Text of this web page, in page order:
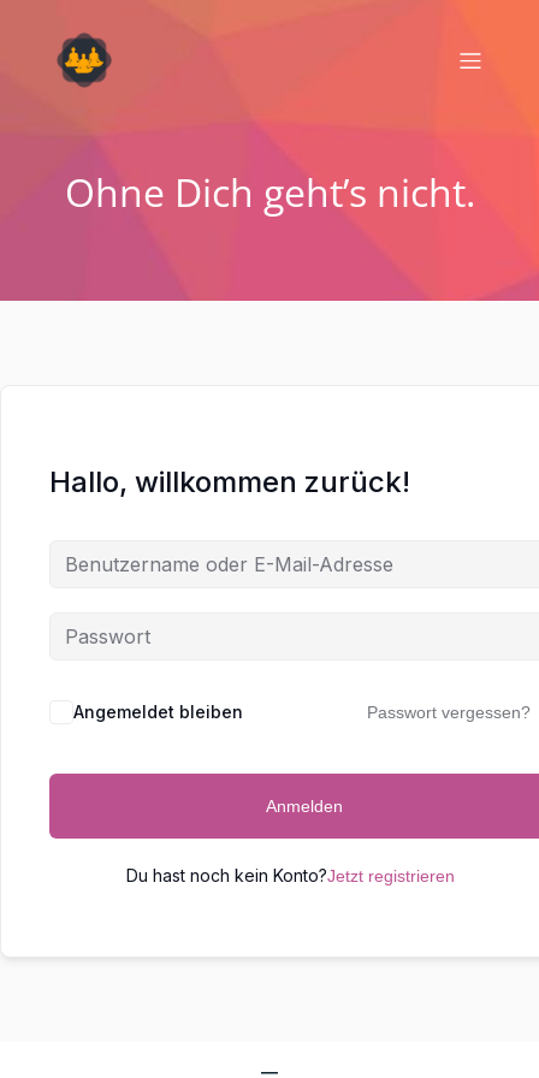
Ohne Dich geht’s nicht.
Hallo, willkommen zurück!
Angemeldet bleiben Passwort vergessen?
Anmelden
Du hast noch kein Konto?Jetzt registrieren